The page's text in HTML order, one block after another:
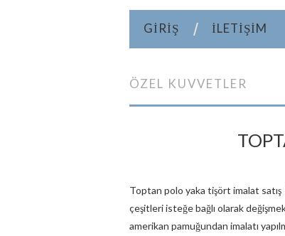
GIRIŞ İLETIŞIM
ÖZEL KUVVETLER
Toptan polo yaka tişört imalat
çeşitleri isteğe bağlı olarak
amerikan pamuğundan imalatı